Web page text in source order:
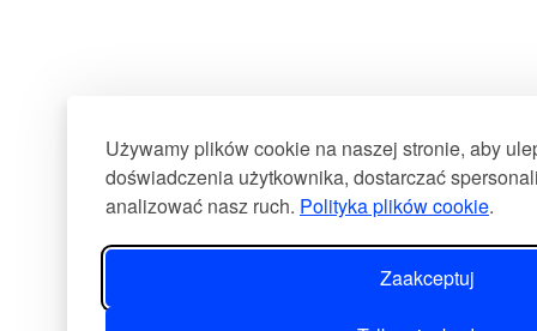
Używamy plików cookie na naszej stronie, aby
doświadczenia użytkownika, dostarczać
analizować nasz ruch. Polityka plików cookie.
Zaakceptuj